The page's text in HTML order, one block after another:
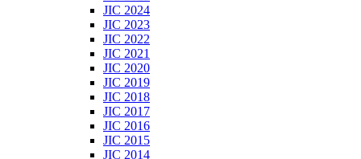
JIC 2024
JIC 2023
JIC 2022
JIC 2021
JIC 2020
JIC 2019
JIC 2018
JIC 2017
JIC 2016
JIC 2015
JIC 2014